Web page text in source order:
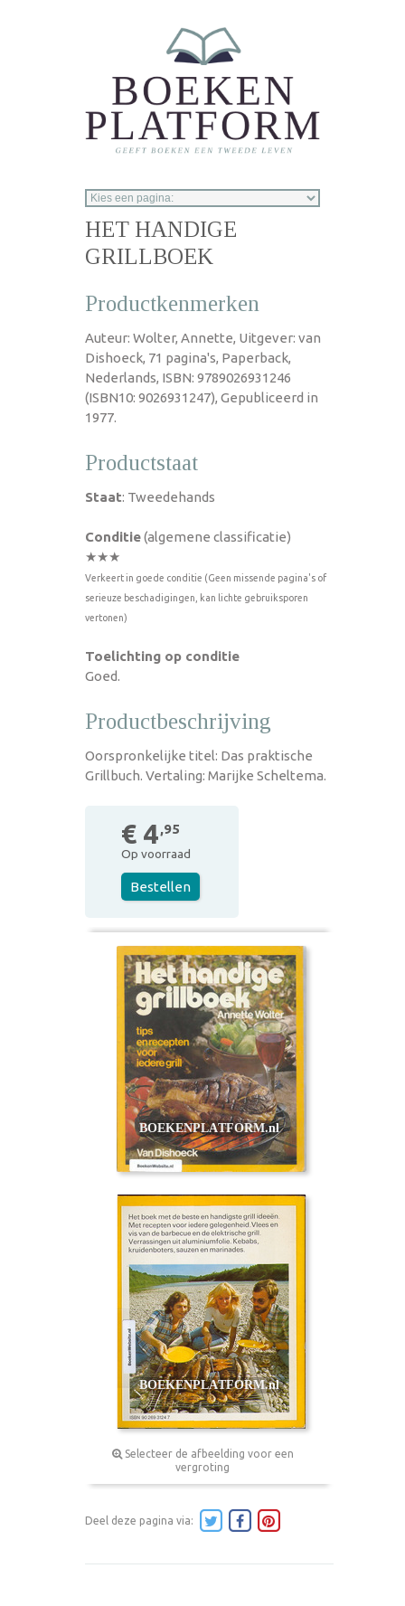
HET HANDIGE
GRILLBOEK
Productkenmerken
Auteur: Wolter, Annette, Uitgever: van
Dishoeck, 71 pagina's, Paperback,
Nederlands, ISBN: 9789026931246
(ISBN10: 9026931247), Gepubliceerd in
1977.
Productstaat
Staat: Tweedehands
Conditie(algemene classificatie)
★★★
Verkeert in goede conditie (Geen missende pagina's of
serieuze beschadigingen, kan lichte gebruiksporen
vertonen)
Toelichting op conditie
Goed.
Productbeschrijving
Oorspronkelijke titel: Das praktische
Grillbuch. Vertaling: Marijke Scheltema.
€ 4,95
Op voorraad
Bestellen
Selecteer de afbeelding voor een
vergroting
Deel deze pagina via: